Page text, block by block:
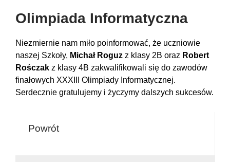
Olimpiada Informatyczna
Niezmiernie nam miło poinformować, że uczniowie
naszej Szkoły, Michał Roguz z klasy 2B oraz Robert
Rośczak z klasy 4B zakwalifikowali się do zawodów
finałowych XXXIII Olimpiady Informatycznej.
Serdecznie gratulujemy i życzymy dalszych sukcesów.
Powrót